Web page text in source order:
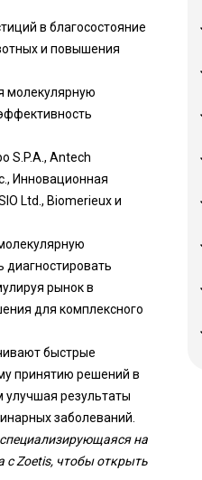
в благосостояние
и повышения
молекулярную
S.P.A., Antech
Инновационная
Ltd., Biomerieux и
диагностировать
рынок в
для комплексного
быстрые
принятию решений в
улучшая результаты
заболеваний.
на
с Zoetis, чтобы открыть